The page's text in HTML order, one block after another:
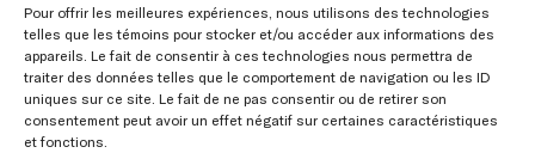
Pour offrir les meilleures expériences, nous utilisons des technologies
telles que les témoins pour stocker et/ou accéder aux informations des
appareils. Le fait de consentir à ces technologies nous permettra de
traiter des données telles que le comportement de navigation ou les ID
uniques sur ce site. Le fait de ne pas consentir ou de retirer son
consentement peut avoir un effet négatif sur certaines caractéristiques
et fonctions.
Nos réseaux